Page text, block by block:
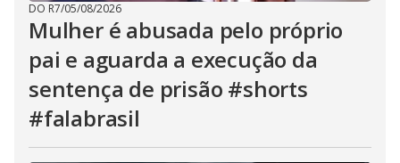
DO R7/05/08/2026
Mulher é abusada pelo próprio
pai e aguarda a execução da
sentença de prisão #shorts
#falabrasil